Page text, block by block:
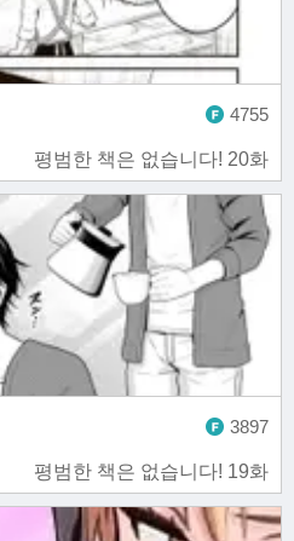
평범한 책은 없습니다! 20화
4755
평범한 책은 없습니다! 19화
3897